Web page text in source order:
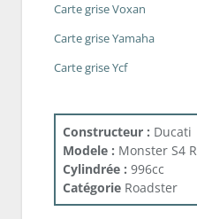
Carte grise Voxan
Carte grise Yamaha
Carte grise Ycf
Constructeur : Ducati
Modele : Monster S4 R
Cylindrée : 996cc
Catégorie Roadster